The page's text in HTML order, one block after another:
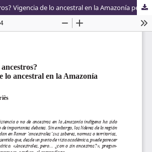
¿Con o sin ancestros? Vigencia de lo ancestral en la Amazonía peruana